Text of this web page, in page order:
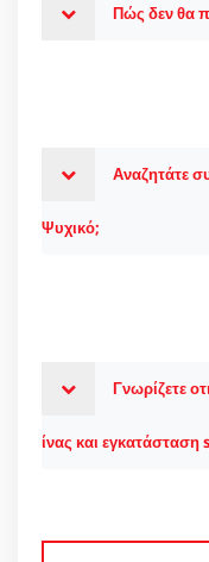
Πώς δεν θα
Αναζητάτε
Ψυχικό;
Γνωρίζετε
ίνας και